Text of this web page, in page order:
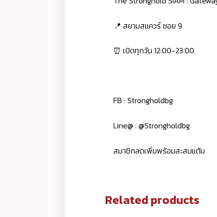
📍 สยามสแควร์ ซอย 9
⏰ เปิดทุกวัน 12:00-23:00
FB : Strongholdbg
Line@ : @Strongholdbg
สมาชิกลดเพิ่มพร้อมสะสมแต้ม
Related products